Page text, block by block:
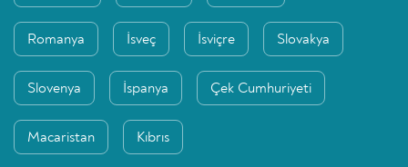
Romanya İsveç İsviçre Slovakya
Slovenya İspanya Çek Cumhuriyeti
Macaristan Kıbrıs